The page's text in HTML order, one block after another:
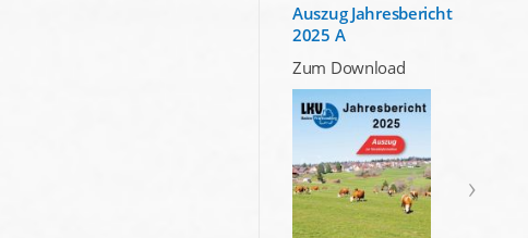
Auszug Jahresbericht
2025 A
Zum Download